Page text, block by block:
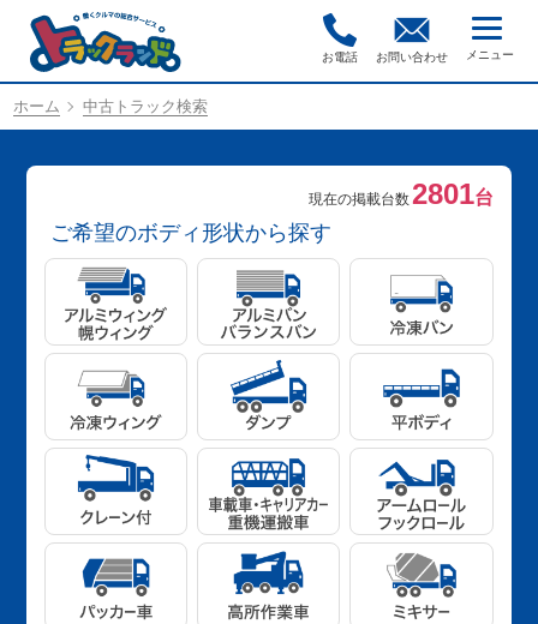
お電話 お問い合わせ
ホーム 中古トラック検索
現在の掲載台数2801台
ご希望のボディ形状から探す